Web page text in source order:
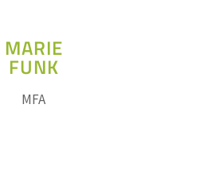
MARIE
FUNK
MFA